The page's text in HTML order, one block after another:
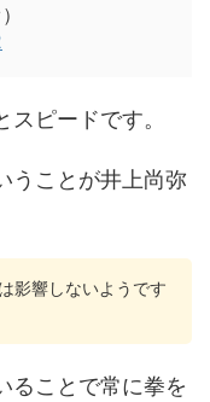
ピードです。
うことが井上尚弥
影響しないようです
ることで常に拳を